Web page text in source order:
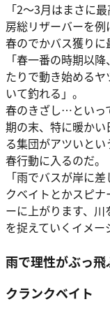
「2〜3月はまさに
房総リザーバーを
春のでかバス獲りに
「春一番の時期以
たりで動き始める
いて釣れる」。
春のきざし⋯といっ
期の末、特に暖か
る集団がアツいと
春行動に入るのだ。
「雨でバスが岸に
クベイトとかスピ
ーに上がります、
を捉えていくイメー
雨で理性がぶっ飛
クランクベイト